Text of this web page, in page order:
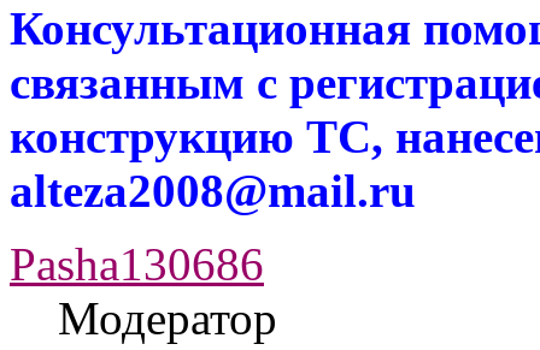
Консультационная
связанным с
конструкцию ТС,
alteza2008@mail.ru
Pasha130686
Модератор